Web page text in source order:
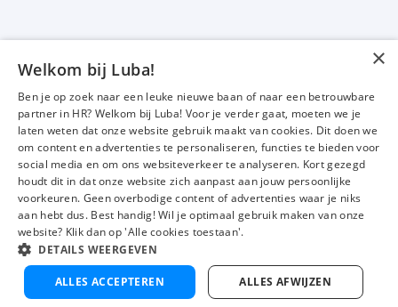
Werken bij Luba
Voor werkgevers
Mijn Luba
Contact
InstagramFacebookLinkedIn YouTube
Luba wordt beoordeeld met een
4,3 uit 5
van 1484 Google-reviews
×
Welkom bij Luba!
Ben je op zoek naar een leuke nieuwe baan of naar een betrouwbare
partner in HR? Welkom bij Luba! Voor je verder gaat, moeten we je
laten weten dat onze website gebruik maakt van cookies. Dit doen we
om content en advertenties te personaliseren, functies te bieden voor
social media en om ons websiteverkeer te analyseren. Kort gezegd
houdt dit in dat onze website zich aanpast aan jouw persoonlijke
voorkeuren. Geen overbodige content of advertenties waar je niks
aan hebt dus. Best handig! Wil je optimaal gebruik maken van onze
website? Klik dan op 'Alle cookies toestaan'.
DETAILS WEERGEVEN
ALLES ACCEPTEREN ALLES AFWIJZEN